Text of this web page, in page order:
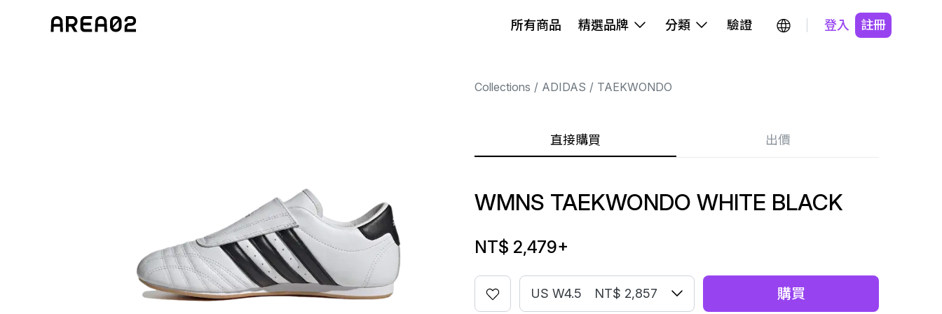
所有商品 精選品牌 分類 驗證 登入 註冊
Collections ADIDAS TAEKWONDO
直接購買 出價
WMNS TAEKWONDO WHITE BLACK
NT$ 2,479+
US W4.5 NT$ 2,857 購買